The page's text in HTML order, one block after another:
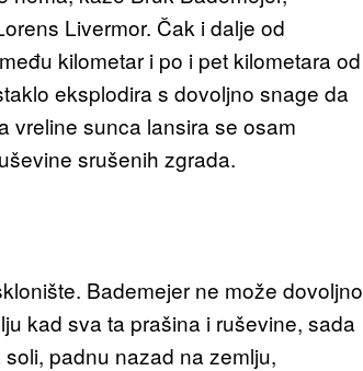
Livermor. Čak i dalje od
kilometar i po i pet kilometara od
eksplodira s dovoljno snage da
vreline sunca lansira se osam
srušenih zgrada.
Bademejer ne može dovoljno
kad sva ta prašina i ruševine, sada
padnu nazad na zemlju,